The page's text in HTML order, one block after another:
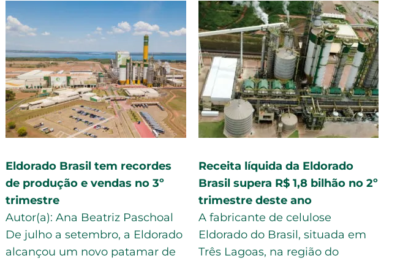
Eldorado lucra R$1,09 bi no 3º
tri com aumento de preços e
ajuda do câmbio
A produção de celulose pela
companhia somou 476 mil
toneladas no período, alta de
Eldorado lucra R$ 1,09 bi no 3º
tri com aumento de preços e
ajuda do câmbio
A Eldorado anunciou nesta
sexta-feira que teve um salto de
208,5% no lucro do terceiro